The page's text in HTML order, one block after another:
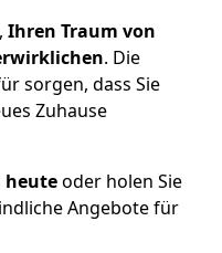
Ihren Traum von
. Die
sorgen, dass Sie
Zuhause
heuteoder holen Sie
Angebote für